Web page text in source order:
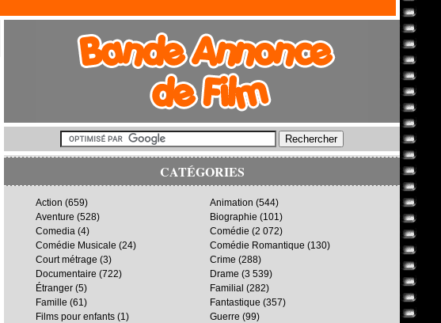
CATÉGORIES
Action (659) Animation (544)
Aventure (528) Biographie (101)
Comedia (4) Comédie (2 072)
Comédie Musicale (24) Comédie Romantique (130)
Court métrage (3) Crime (288)
Documentaire (722) Drame (3 539)
Étranger (5) Familial (282)
Famille (61) Fantastique (357)
Films pour enfants (1) Guerre (99)